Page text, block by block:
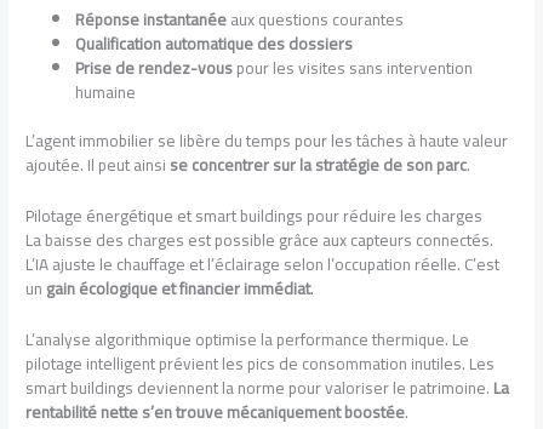
Réponse instantanéeaux questions courantes
Qualification automatique des dossiers
Prise de rendez-vouspour les visites sans intervention
humaine
L’agent immobilier se libère du temps pour les tâches à haute valeur
ajoutée. Il peut ainsise concentrer sur la stratégie de son parc.
Pilotage énergétique et smart buildings pour réduire les charges
La baisse des charges est possible grâce aux capteurs connectés.
L’IA ajuste le chauffage et l’éclairage selon l’occupation réelle. C’est
ungain écologique et financier immédiat.
L’analyse algorithmique optimise la performance thermique. Le
pilotage intelligent prévient les pics de consommation inutiles. Les
smart buildings deviennent la norme pour valoriser le patrimoine.La
rentabilité nette s’en trouve mécaniquement boostée.